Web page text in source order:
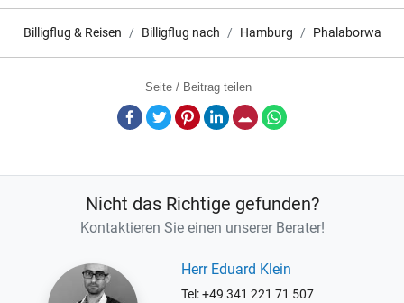
Billigflug & Reisen Billigflug nach Hamburg Phalaborwa
Seite / Beitrag teilen
Facebook
TwitterPinterestLinkedInE-Mail
Nicht das Richtige gefunden?
Kontaktieren Sie einen unserer Berater!
Herr Eduard Klein
Tel: +49 341 221 71 507